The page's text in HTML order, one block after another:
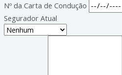
Nº da Carta de Condução
Segurador Atual